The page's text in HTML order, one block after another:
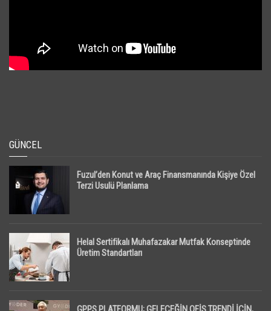
GÜNCEL
Fuzul’den Konut ve Araç Finansmanında Kişiye Özel
Terzi Usulü Planlama
Helal Sertifikalı Muhafazakar Mutfak Konseptinde
Üretim Standartları